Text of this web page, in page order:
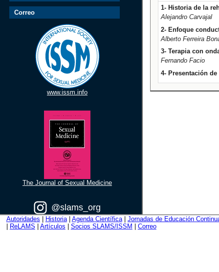
Correo
www.issm.info
The Journal of Sexual Medicine
@slams_org
1- Historia de la
Alejandro Carvajal
2- Enfoque
Alberto Ferreira
3- Terapia con
Fernando Facio
4- Presentación
Autoridades Historia| Agenda Científica| Jornadas de Educación
ReLAMS Artículos Socios SLAMS/ISSM Correo